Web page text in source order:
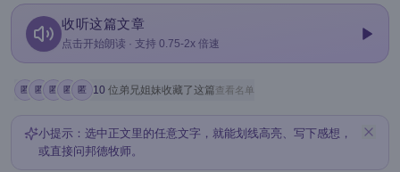
收听这篇文章
点击开始朗读 · 支持 0.75-2x 倍速
匿 匿 匿 匿 匿 10 位弟兄姐妹收藏了这篇查看名单
小提示：选中正文里的任意文字，就能划线高亮、写下感想，
或直接问邦德牧师。